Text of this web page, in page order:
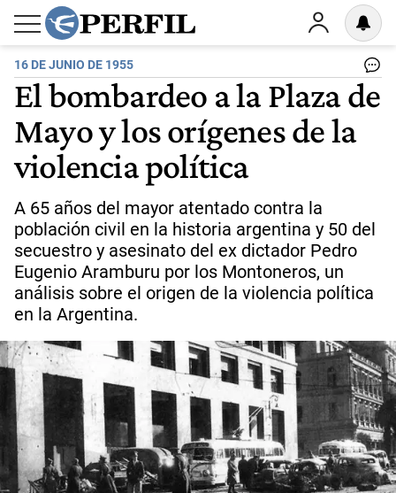
16 DE JUNIO DE 1955
El bombardeo a la Plaza de
Mayo y los orígenes de la
violencia política
A 65 años del mayor atentado contra la
población civil en la historia argentina y 50 del
secuestro y asesinato del ex dictador Pedro
Eugenio Aramburu por los Montoneros, un
análisis sobre el origen de la violencia política
en la Argentina.